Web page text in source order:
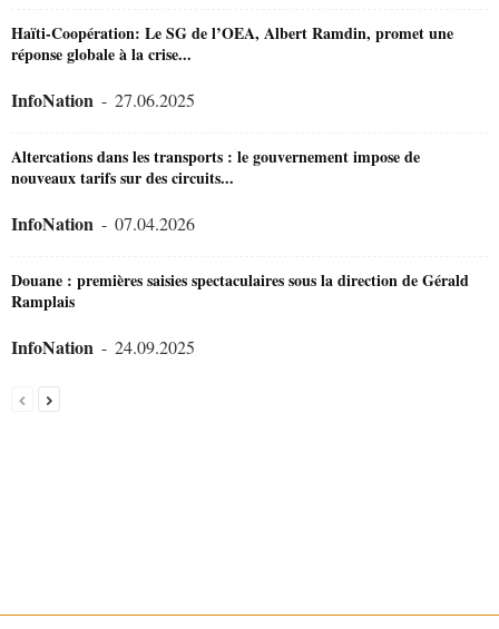
Haïti-Coopération: Le SG de l’OEA, Albert Ramdin, promet une
réponse globale à la crise...
InfoNation - 27.06.2025
Altercations dans les transports : le gouvernement impose de
nouveaux tarifs sur des circuits...
InfoNation - 07.04.2026
Douane : premières saisies spectaculaires sous la direction de Gérald
Ramplais
InfoNation - 24.09.2025